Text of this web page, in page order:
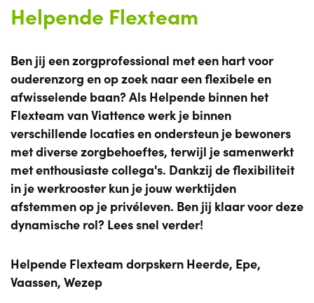
Helpende Flexteam
Ben jij een zorgprofessional met een hart voor
ouderenzorg en op zoek naar een flexibele en
afwisselende baan? Als Helpende binnen het
Flexteam van Viattence werk je binnen
verschillende locaties en ondersteun je bewoners
met diverse zorgbehoeftes, terwijl je samenwerkt
met enthousiaste collega's. Dankzij de flexibiliteit
in je werkrooster kun je jouw werktijden
afstemmen op je privéleven. Ben jij klaar voor deze
dynamische rol? Lees snel verder!
Helpende Flexteam dorpskern Heerde, Epe,
Vaassen, Wezep